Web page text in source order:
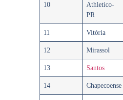
10
Athletico-
PR
11 Vitória
12 Mirassol
13 Santos
14 Chapecoense